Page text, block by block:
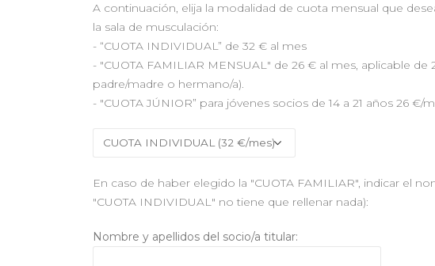
A continuación, elija la modalidad de cuota mensual que
la sala de musculación:
- “CUOTA INDIVIDUAL” de 32 € al mes
- "CUOTA FAMILIAR MENSUAL" de 26 € al mes, aplicable
padre/madre o hermano/a).
- "CUOTA JÚNIOR” para jóvenes socios de 14 a 21 años 26 €/
En caso de haber elegido la "CUOTA FAMILIAR", indicar el
"CUOTA INDIVIDUAL" no tiene que rellenar nada):
Nombre y apellidos del socio/a titular: